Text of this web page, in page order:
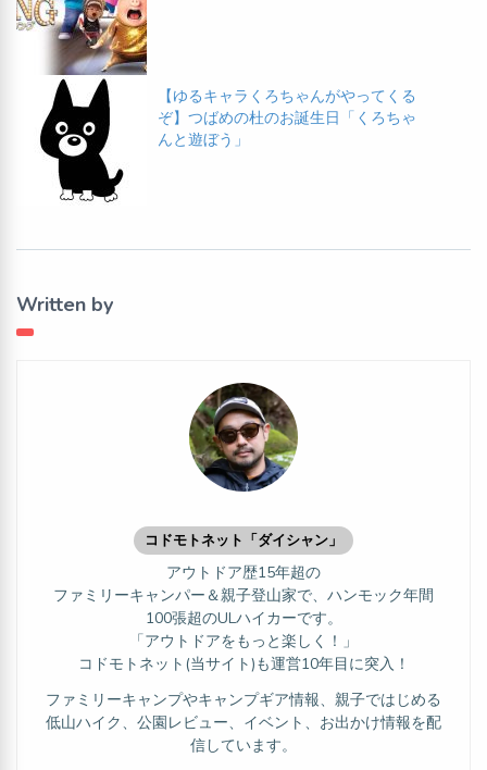
【ゆるキャラくろちゃんがやってくる
ぞ】つばめの杜のお誕生日「くろちゃ
んと遊ぼう」
Written by
コドモトネット「ダイシャン」
アウトドア歴15年超の
ファミリーキャンパー＆親子登山家で、ハンモック年間
100張超のULハイカーです。
「アウトドアをもっと楽しく！」
コドモトネット(当サイト)も運営10年目に突入！
ファミリーキャンプやキャンプギア情報、親子ではじめる
低山ハイク、公園レビュー、イベント、お出かけ情報を配
信しています。